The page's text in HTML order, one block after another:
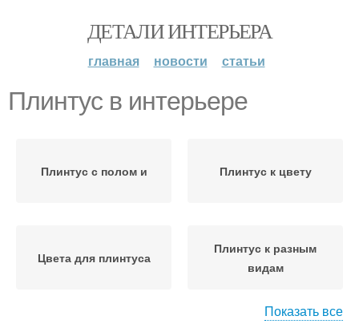
ДЕТАЛИ ИНТЕРЬЕРА
главная новости статьи
Плинтус в интерьере
Плинтус с полом и Плинтус к цвету
Цвета для плинтуса
Плинтус к разным
видам
Показать все